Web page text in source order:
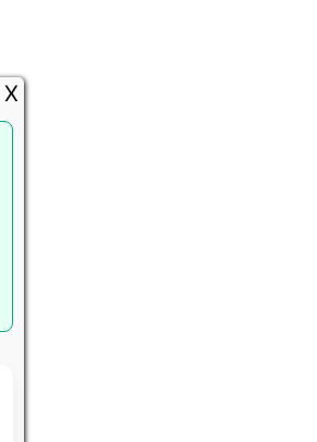
X